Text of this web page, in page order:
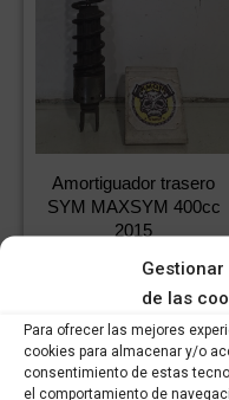
de las
Para ofrecer las mejores
cookies para almacenar y/o
consentimiento de estas
el comportamiento de
Amortiguador trasero
SYM MAXSYM 400cc
2015
€ IVA
incluido
Comprar